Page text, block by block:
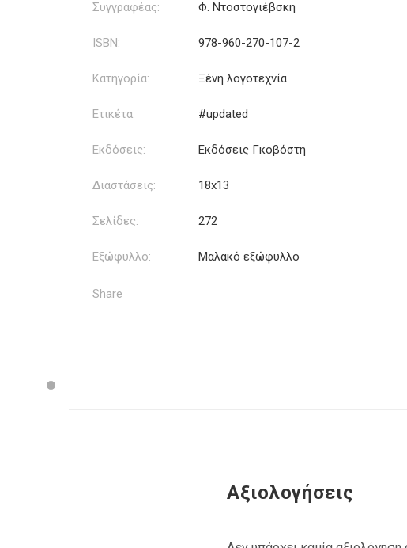
Συγγραφέας: Φ. Ντοστογιέβσκη
ISBN: 978-960-270-107-2
Κατηγορία: Ξένη λογοτεχνία
Ετικέτα: #updated
Εκδόσεις: Εκδόσεις Γκοβόστη
Διαστάσεις: 18x13
Σελίδες: 272
Εξώφυλλο: Μαλακό εξώφυλλο
Share
Αξιολογήσεις